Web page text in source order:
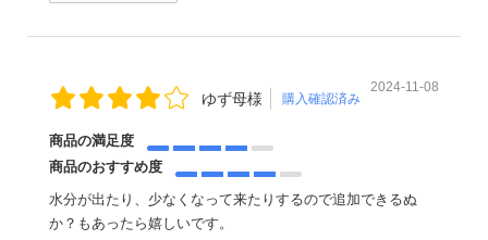
ゆず母様 購入確認済み
2024-11-08
商品の満足度
商品のおすすめ度
水分が出たり、少なくなって来たりするので追加できるぬ
か？もあったら嬉しいです。